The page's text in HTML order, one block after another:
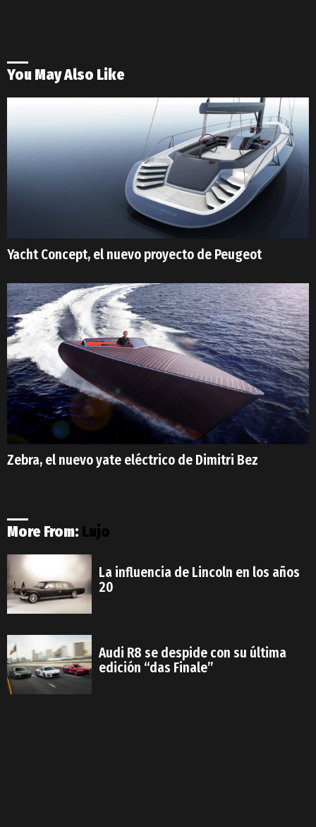
You May Also Like
Yacht Concept, el nuevo proyecto de Peugeot
Zebra, el nuevo yate eléctrico de Dimitri Bez
More From: Lujo
La influencia de Lincoln en los años
20
Audi R8 se despide con su última
edición “das Finale”